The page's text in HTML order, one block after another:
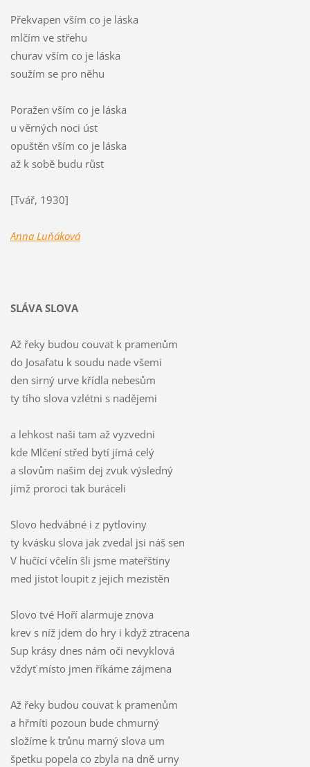
Překvapen vším co je láska
mlčím ve střehu
churav vším co je láska
soužím se pro něhu
Poražen vším co je láska
u věrných noci úst
opuštěn vším co je láska
až k sobě budu růst
[Tvář, 1930]
Anna Luňáková
SLÁVA SLOVA
Až řeky budou couvat k pramenům
do Josafatu k soudu nade všemi
den sirný urve křídla nebesům
ty tího slova vzlétni s nadějemi
a lehkost naši tam až vyzvedni
kde Mlčení střed bytí jímá celý
a slovům našim dej zvuk výsledný
jímž proroci tak buráceli
Slovo hedvábné i z pytloviny
ty kvásku slova jak zvedal jsi náš sen
V hučící včelín šli jsme mateřštiny
med jistot loupit z jejich mezistěn
Slovo tvé Hoří alarmuje znova
krev s níž jdem do hry i když ztracena
Sup krásy dnes nám oči nevyklová
vždyť místo jmen říkáme zájmena
Až řeky budou couvat k pramenům
a hřmíti pozoun bude chmurný
složíme k trůnu marný slova um
špetku popela co zbyla na dně urny